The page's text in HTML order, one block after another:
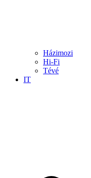
Házimozi
Hi-Fi
Tévé
IT